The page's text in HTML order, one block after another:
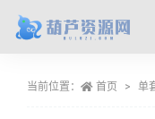
当前位置： 首页 单